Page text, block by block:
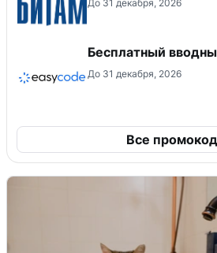
До 31 декабря, 2026
Бесплатный
До 31 декабря, 2026
Все